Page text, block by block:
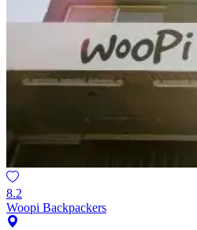
8.2
Woopi Backpackers